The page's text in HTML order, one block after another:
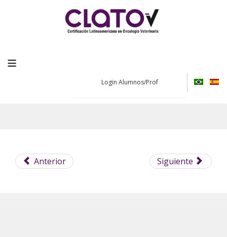
≡
Login Alumnos/Prof
Anterior Siguiente